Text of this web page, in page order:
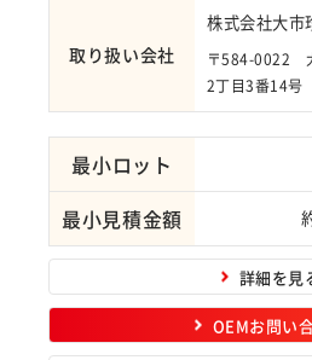
取り扱い会社
株式会社大市
〒584-0022
2丁目3番14号
最小ロット
最小見積金額
詳細を見
OEMお問い